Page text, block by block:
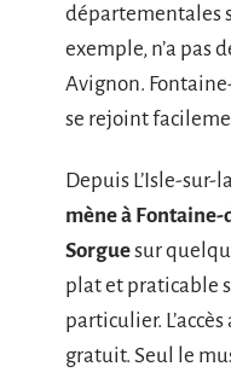
départementales
exemple, n’a pas
Avignon.
se rejoint
Depuis L’Isle-sur-
mène à Fontaine-
Sorguesur
plat et praticable
particulier.
gratuit. Seul le